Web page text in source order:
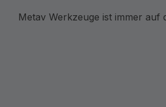
Metav Werkzeuge ist immer